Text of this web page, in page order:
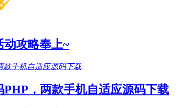
动攻略奉上~
PHP，两款手机自适应源码下载